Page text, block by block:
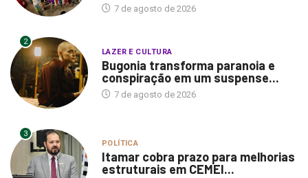
7 de agosto de 2026
2
LAZER E CULTURA
Bugonia transforma paranoia e
conspiração em um suspense...
7 de agosto de 2026
3
POLÍTICA
Itamar cobra prazo para melhorias
estruturais em CEMEI...